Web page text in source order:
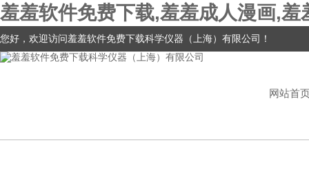
羞羞软件免费下载,羞羞成人漫画,
您好，欢迎访问羞羞软件免费下载科学仪器（上海）有限公司！
网站首